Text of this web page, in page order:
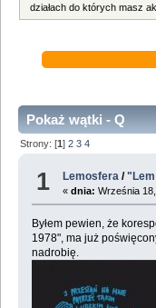
działach do których masz
Pokaż wątki - Q
Strony: [1]2 3 4
1 Lemosfera /
«dnia: Września
Byłem pewien, że
1978", ma już
nadrobię.